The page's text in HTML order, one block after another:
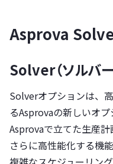
Asprova
Solver（ソルバ
Solverオプションは、
るAsprovaの新しいオプ
Asprovaで立てた生産
さらに高性能化する機能